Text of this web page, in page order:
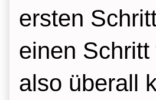
ersten
einen
also überall